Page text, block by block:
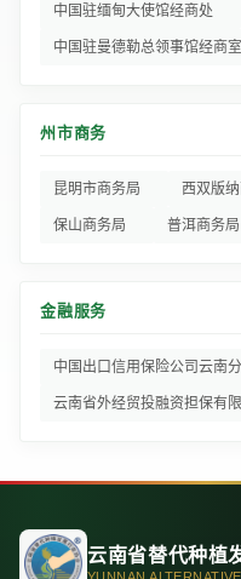
中国驻缅甸大使馆经商处
中国驻曼德勒总领事馆经商室
州市商务
昆明市商务局 西双版
保山商务局 普洱商务局
金融服务
中国出口信用保险公司云南
云南省外经贸投融资担保有
云南省替代种植